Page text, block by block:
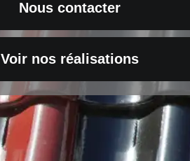
Nous contacter
Voir nos réalisations